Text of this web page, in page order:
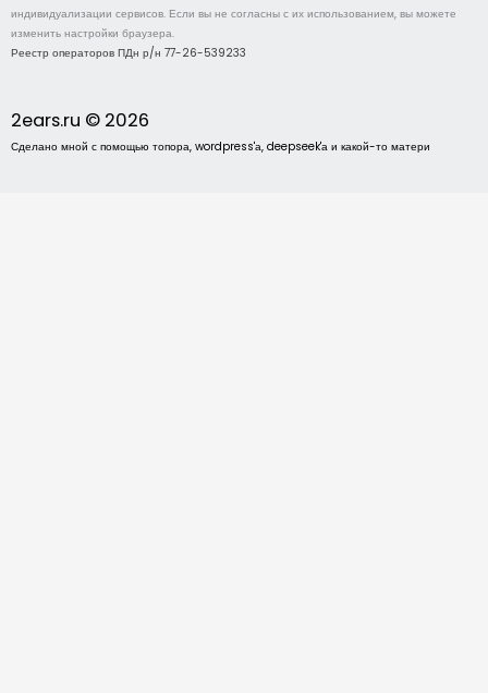
индивидуализации сервисов. Если вы не согласны с их использованием, вы можете
изменить настройки браузера.
Реестр операторов ПДн р/н 77-26-539233
2ears.ru © 2026
Сделано мной с помощью топора, wordpress'а, deepseek'а и какой-то матери